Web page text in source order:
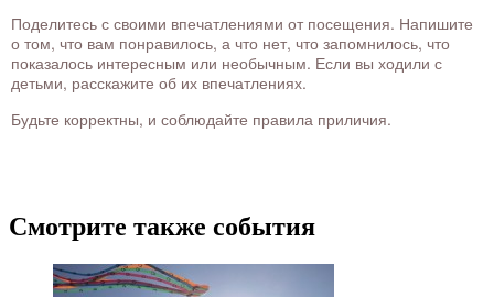
Поделитесь с своими впечатлениями от посещения. Напишите
о том, что вам понравилось, а что нет, что запомнилось, что
показалось интересным или необычным. Если вы ходили с
детьми, расскажите об их впечатлениях.
Будьте корректны, и соблюдайте правила приличия.
Смотрите также события